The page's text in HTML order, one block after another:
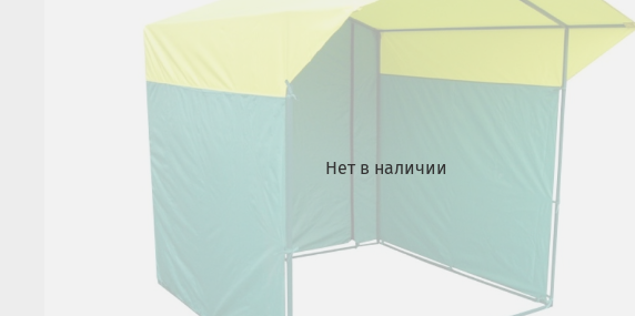
Нет в наличии